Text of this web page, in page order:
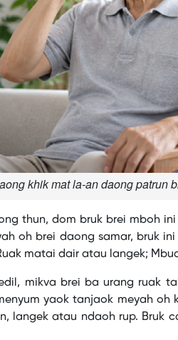
khik mat la-an daong patrun
thun, dom bruk brei mboh
oh brei daong samar, bruk
matai dair atau langek;
mikva brei ba urang ruak
yaok tanjaok meyah oh
langek atau ndaoh rup. Bruk